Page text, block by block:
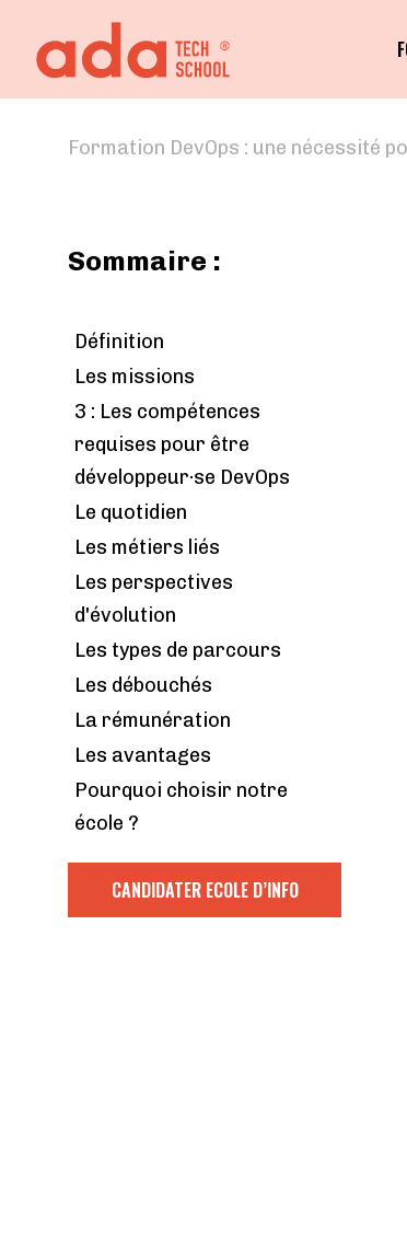
Formation DevOps : une nécessité
Sommaire :
Définition
Les missions
3 : Les compétences
requises pour être
développeur·se DevOps
Le quotidien
Les métiers liés
Les perspectives
d'évolution
Les types de parcours
Les débouchés
La rémunération
Les avantages
Pourquoi choisir notre
école ?
CANDIDATER ECOLE D’INFO